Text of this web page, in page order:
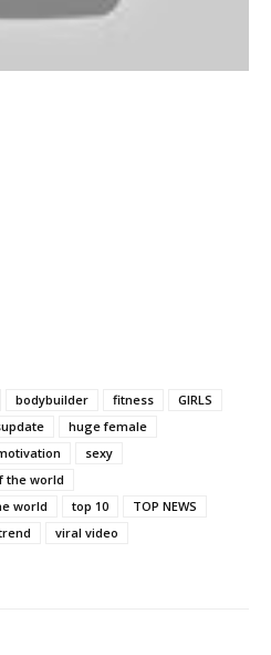
bodybuilder fitness
GIRLS
huge female
sexy
the world
world
top 10
TOP NEWS
viral video